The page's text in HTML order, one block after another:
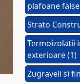
plafoane
Strato
Termoizolatii
exterioare (1)
Zugraveli si